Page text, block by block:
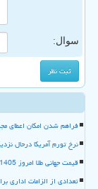
سوال:
فراهم شدن امکان اعطای
نرخ تورم آمریکا درحال نزدیک
قیمت جهانی طلا امروز 1405، 3، 5
تعدادی از الزامات اداری